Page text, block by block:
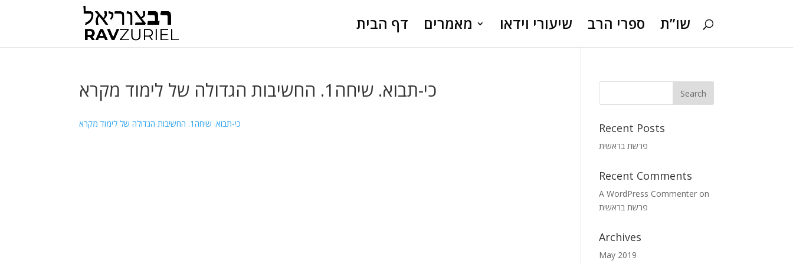
דף הבית מאמרים שיעורי וידאו ספרי הרב שו”ת
כי-תבוא. שיחה1. החשיבות הגדולה של לימוד מקרא
כי-תבוא. שיחה1. החשיבות הגדולה של לימוד מקרא Recent Posts
פרשת בראשית
Recent Comments
A WordPress Commenter on
פרשת בראשית
Archives
May 2019